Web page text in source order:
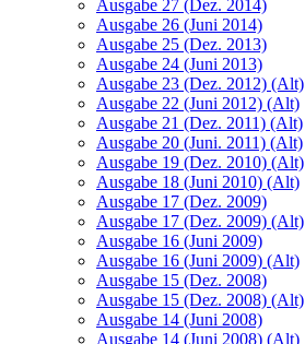
Ausgabe 27 (Dez. 2014)
Ausgabe 26 (Juni 2014)
Ausgabe 25 (Dez. 2013)
Ausgabe 24 (Juni 2013)
Ausgabe 23 (Dez. 2012) (Alt)
Ausgabe 22 (Juni 2012) (Alt)
Ausgabe 21 (Dez. 2011) (Alt)
Ausgabe 20 (Juni. 2011) (Alt)
Ausgabe 19 (Dez. 2010) (Alt)
Ausgabe 18 (Juni 2010) (Alt)
Ausgabe 17 (Dez. 2009)
Ausgabe 17 (Dez. 2009) (Alt)
Ausgabe 16 (Juni 2009)
Ausgabe 16 (Juni 2009) (Alt)
Ausgabe 15 (Dez. 2008)
Ausgabe 15 (Dez. 2008) (Alt)
Ausgabe 14 (Juni 2008)
Ausgabe 14 (Juni 2008) (Alt)